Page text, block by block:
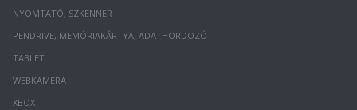
NYOMTATÓ, SZKENNER
PENDRIVE, MEMÓRIAKÁRTYA, ADATHORDOZÓ
TABLET
WEBKAMERA
XBOX